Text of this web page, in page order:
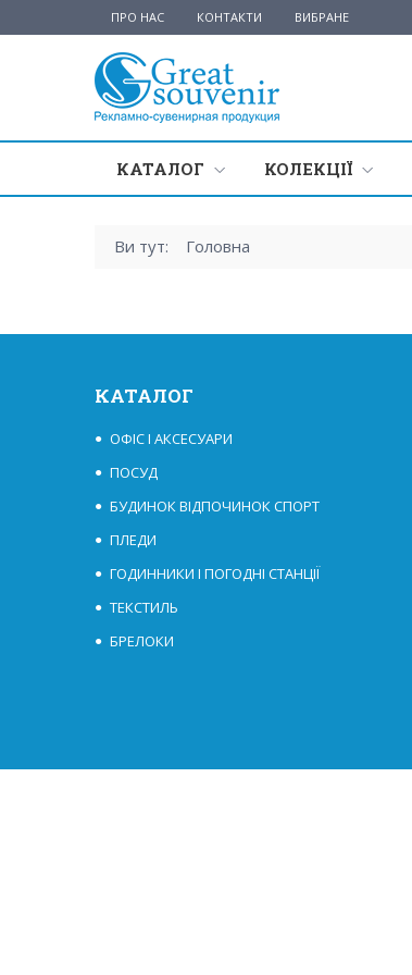
ПРО НАС КОНТАКТИ ВИБРАНЕ
КАТАЛОГ КОЛЕКЦІЇ
Ви тут: Головна
КАТАЛОГ
ОФІС І АКСЕСУАРИ
ПОСУД
БУДИНОК ВІДПОЧИНОК СПОРТ
ПЛЕДИ
ГОДИННИКИ І ПОГОДНІ СТАНЦІЇ
ТЕКСТИЛЬ
БРЕЛОКИ